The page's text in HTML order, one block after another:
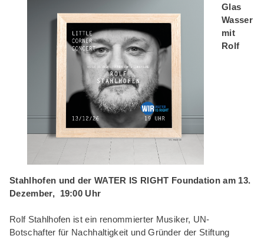
Glas
Wasser
mit
Rolf
Stahlhofen und der WATER IS RIGHT Foundation am 13.
Dezember, 19:00 Uhr
Rolf Stahlhofen ist ein renommierter Musiker, UN-
Botschafter für Nachhaltigkeit und Gründer der Stiftung